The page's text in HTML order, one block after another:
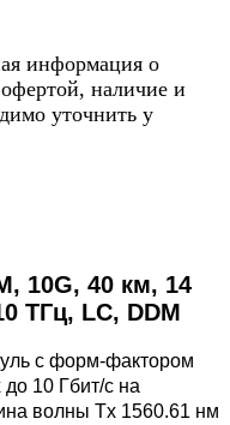
информация о
наличие и
уточнить у
10G, 40 км, 14
ТГц, LC, DDM
с форм-фактором
10 Гбит/с на
волны Tx 1560.61 нм